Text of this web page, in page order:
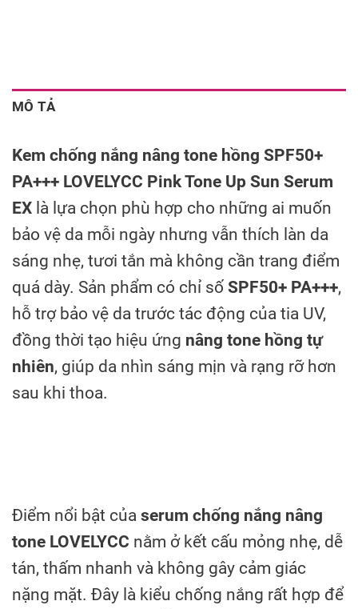
MÔ TẢ
Kem chống nắng nâng tone hồng SPF50+
PA+++ LOVELYCC Pink Tone Up Sun Serum
EX là lựa chọn phù hợp cho những ai muốn
bảo vệ da mỗi ngày nhưng vẫn thích làn da
sáng nhẹ, tươi tắn mà không cần trang điểm
quá dày. Sản phẩm có chỉ số SPF50+ PA+++,
hỗ trợ bảo vệ da trước tác động của tia UV,
đồng thời tạo hiệu ứng nâng tone hồng tự
nhiên, giúp da nhìn sáng mịn và rạng rỡ hơn
sau khi thoa.
Điểm nổi bật của serum chống nắng nâng
tone LOVELYCC nằm ở kết cấu mỏng nhẹ, dễ
tán, thấm nhanh và không gây cảm giác
nặng mặt. Đây là kiểu chống nắng rất hợp để